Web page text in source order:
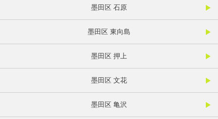
墨田区 石原
墨田区 東向島
墨田区 押上
墨田区 文花
墨田区 亀沢